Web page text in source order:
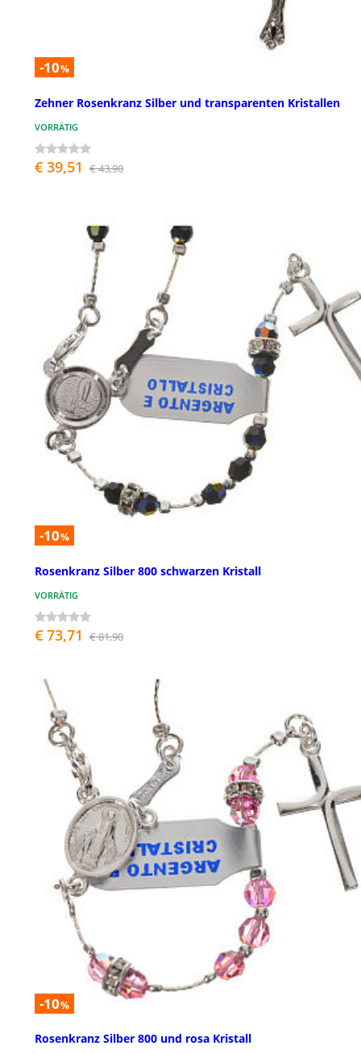
-10%
Zehner Rosenkranz Silber und transparenten Kristallen
VORRÄTIG
€ 39,51 € 43,90
-10%
Rosenkranz Silber 800 schwarzen Kristall
VORRÄTIG
€ 73,71 € 81,90
-10%
Rosenkranz Silber 800 und rosa Kristall